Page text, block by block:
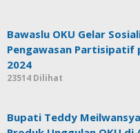
Bawaslu OKU Gelar
Pengawasan Partisipatif
2024
23514 Dilihat
Bupati Teddy